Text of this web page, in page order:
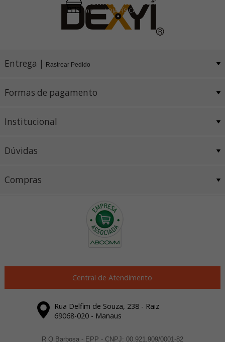
nossa LOJA FÍSICA
Entrega | Rastrear Pedido
Formas de pagamento
Institucional
Dúvidas
Compras
Central de Atendimento
Rua Delfim de Souza, 238 - Raiz
69068-020 - Manaus
R Q Barbosa - EPP - CNPJ: 00.921.909/0001-82